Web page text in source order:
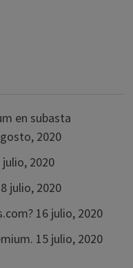
en subasta
2020
julio, 2020
julio, 2020
16 julio, 2020
15 julio, 2020